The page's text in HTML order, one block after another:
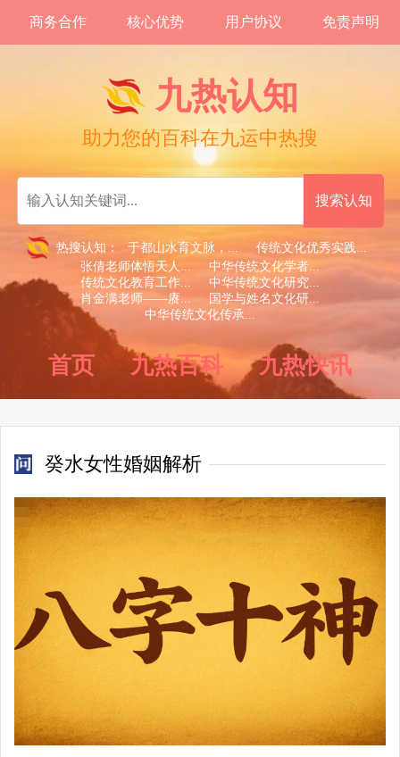
商务合作 核心优势 用户协议 免责声明
九热认知
助力您的百科在九运中热搜
热搜认知： 于都山水育文脉，...
传统文化优秀实践...
张倩老师体悟天人...
中华传统文化学者...
传统文化教育工作...
中华传统文化研究...
肖金满老师——赓...
国学与姓名文化研...
中华传统文化传承...
首页 九热百科 九热快讯
癸水女性婚姻解析